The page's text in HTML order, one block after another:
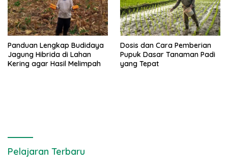
Panduan Lengkap Budidaya
Jagung Hibrida di Lahan
Kering agar Hasil Melimpah
Dosis dan Cara Pemberian
Pupuk Dasar Tanaman Padi
yang Tepat
Pelajaran Terbaru